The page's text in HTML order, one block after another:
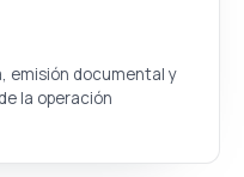
emisión documental y
la operación